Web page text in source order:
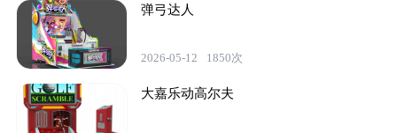
弹弓达人
2026-05-12 1850次
大嘉乐动高尔夫